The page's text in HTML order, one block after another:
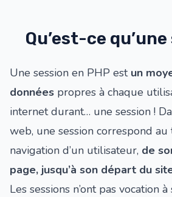
Qu’est-ce
Une session en PHP est un
données propres à chaque
internet durant… une session !
web, une session correspond
navigation d’un utilisateur, de
page, jusqu’à son départ du
Les sessions n’ont pas vocation